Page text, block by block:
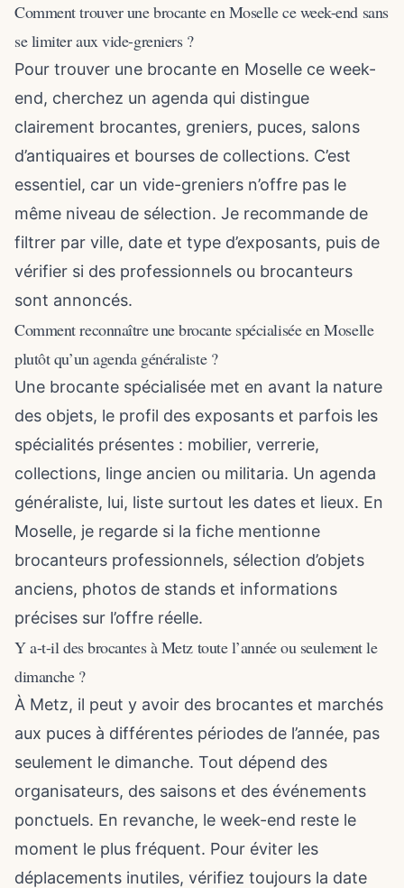
Comment trouver une brocante en Moselle ce week-end sans
se limiter aux vide-greniers ?
Pour trouver une brocante en Moselle ce week-
end, cherchez un agenda qui distingue
clairement brocantes, greniers, puces, salons
d’antiquaires et bourses de collections. C’est
essentiel, car un vide-greniers n’offre pas le
même niveau de sélection. Je recommande de
filtrer par ville, date et type d’exposants, puis de
vérifier si des professionnels ou brocanteurs
sont annoncés.
Comment reconnaître une brocante spécialisée en Moselle
plutôt qu’un agenda généraliste ?
Une brocante spécialisée met en avant la nature
des objets, le profil des exposants et parfois les
spécialités présentes : mobilier, verrerie,
collections, linge ancien ou militaria. Un agenda
généraliste, lui, liste surtout les dates et lieux. En
Moselle, je regarde si la fiche mentionne
brocanteurs professionnels, sélection d’objets
anciens, photos de stands et informations
précises sur l’offre réelle.
Y a-t-il des brocantes à Metz toute l’année ou seulement le
dimanche ?
À Metz, il peut y avoir des brocantes et marchés
aux puces à différentes périodes de l’année, pas
seulement le dimanche. Tout dépend des
organisateurs, des saisons et des événements
ponctuels. En revanche, le week-end reste le
moment le plus fréquent. Pour éviter les
déplacements inutiles, vérifiez toujours la date